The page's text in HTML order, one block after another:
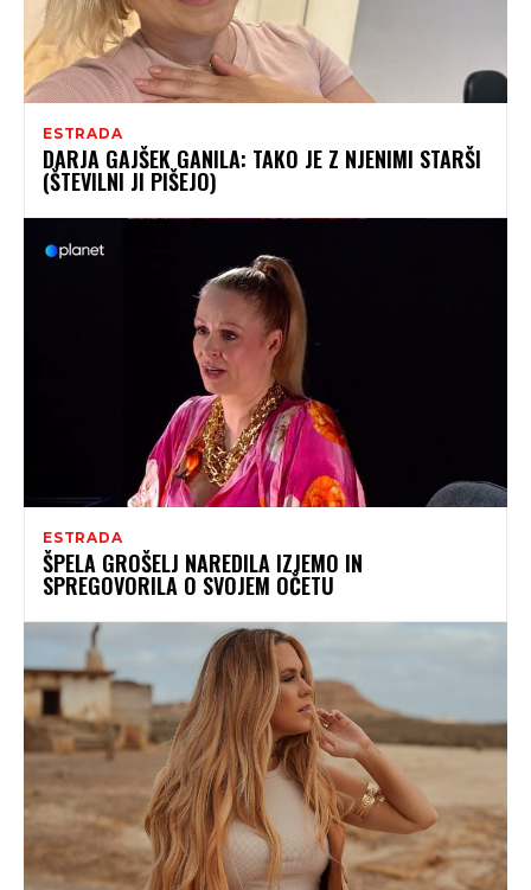
ESTRADA
DARJA GAJŠEK GANILA: TAKO JE Z NJENIMI STARŠI
(ŠTEVILNI JI PIŠEJO)
ESTRADA
ŠPELA GROŠELJ NAREDILA IZJEMO IN
SPREGOVORILA O SVOJEM OČETU